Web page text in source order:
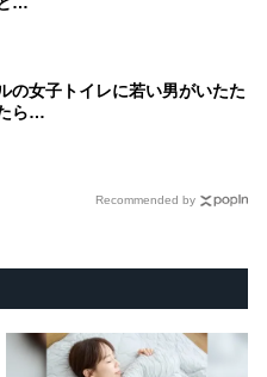
の女子トイレに若い男がいたた
ら…
Recommended by